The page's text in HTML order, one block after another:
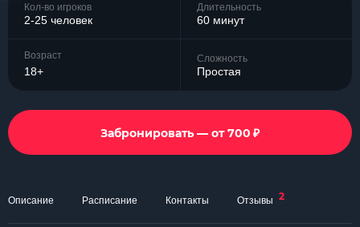
Кол-во игроков
2-25 человек
Длительность
60 минут
Возраст
18+
Сложность
Простая
Забронировать — от 700 ₽
Описание Расписание Контакты Отзывы 2